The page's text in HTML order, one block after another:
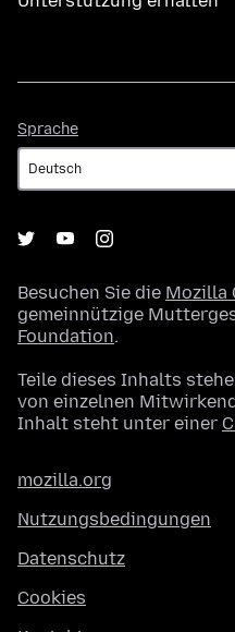
Sprache
Besuchen Sie die Mozilla
gemeinnützige
Foundation.
Teile dieses Inhalts
von einzelnen
Inhalt steht unter einer
mozilla.org
Nutzungsbedingungen
Datenschutz
Cookies